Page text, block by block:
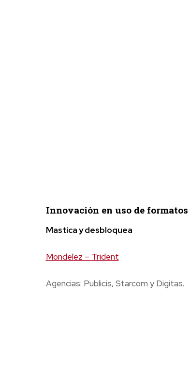
Innovación en uso de formatos
Mastica y desbloquea
Mondelez – Trident
Agencias: Publicis, Starcom y Digitas.